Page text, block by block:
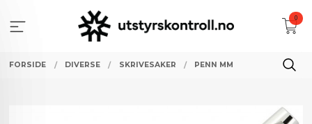
innholdet
0
FORSIDE DIVERSE SKRIVESAKER PENN MM